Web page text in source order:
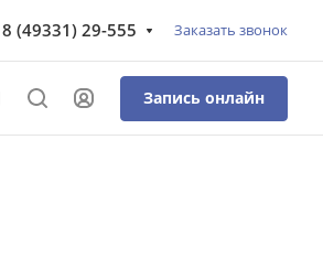
8 (49331) 29-555 Заказать звонок
Запись онлайн